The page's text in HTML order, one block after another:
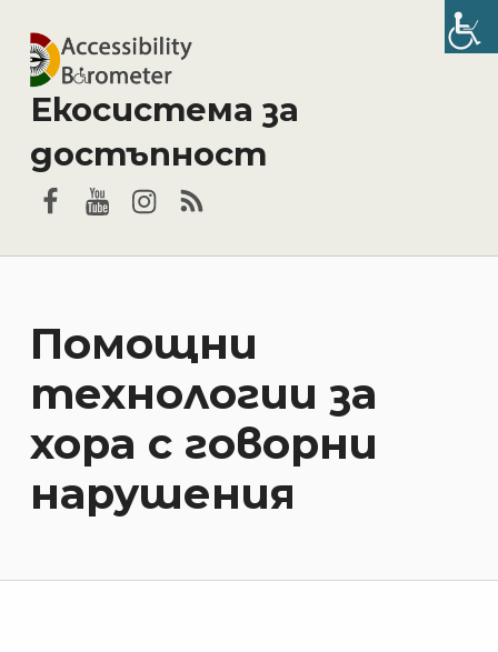
Екосистема за
достъпност
Facebook
YouTube
Instagram
RSS
Помощни
технологии за
хора с говорни
нарушения